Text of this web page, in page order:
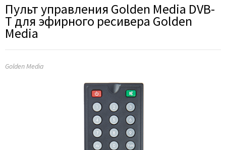
Пульт управления Golden Media DVB-
T для эфирного ресивера Golden
Media
Golden Media